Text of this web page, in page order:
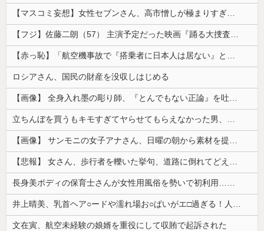
【マスコミ妄想】女性セブンさん、高市憎しが極まりすぎたのか、過去一級の低俗な「支持率下げてやる」記事を配信してしまう 想像の10倍低俗
【フジ】佐藤二朗（57） 主演予定だった映画『踊る大捜査線』スピンオフ作品の撮影中止が正式に決定
【赤っ恥】「航空機事故で『搭乗者に日本人は居ない』という発表は嫌い。人間として同じ価値だと思う」→ツッコミ殺到も「自分が気に入らないと思った」と...
ロシアさん、国民の財産を没収しはじめる
【画像】 全身入れ墨の彫り師、『とんでもない正論』を吐いて30万再生されてしまうｗｗｗｗｗｗｗ
立ちんぼを買うもキモすぎてヤらせてもらえなかった男、代わりの足コキでまさかの大量身寸米青ｗｗｗ
【画像】 サンモニの女子アナさん、日曜の朝から素材を提供してしまう
【悲報】 女さん、歩行者を轢いた挙句、道路に倒れてどえらいことになってしまうw w w w w w w
長身美ボディの保育士さんが女性用風俗を勢いで初利用…子供に絶対見せられないメスの顔でイキまくり。
井上晴美、乳首ヘア○ードや濡れ場お○ぱいがエ□過ぎる！人生最後のラスト写真集、最高！！
文在寅、航空未経験の娘婿を重役にして収賄で起訴された